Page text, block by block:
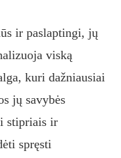
ir paslaptingi, jų
viską
kuri dažniausiai
jų savybės
stipriais ir
spręsti